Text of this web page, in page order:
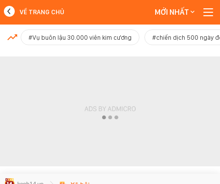
MỚI NHẤT
VỀ TRANG CHỦ MỚI NHẤT
#Vụ buôn lậu 30.000 viên kim cương #chiến dịch 500 ngày